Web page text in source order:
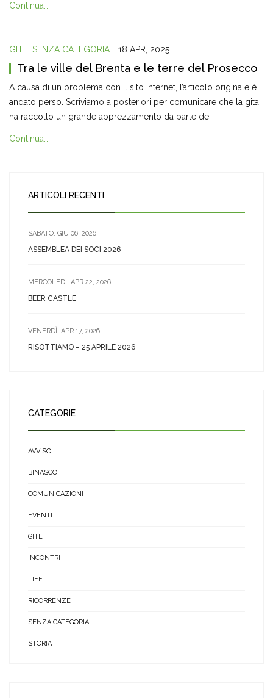
Continua…
GITE, SENZA CATEGORIA 18 APR, 2025
Tra le ville del Brenta e le terre del Prosecco
A causa di un problema con il sito internet, l’articolo originale è
andato perso. Scriviamo a posteriori per comunicare che la gita
ha raccolto un grande apprezzamento da parte dei
Continua…
ARTICOLI RECENTI
SABATO, GIU 06, 2026
ASSEMBLEA DEI SOCI 2026
MERCOLEDÌ, APR 22, 2026
BEER CASTLE
VENERDÌ, APR 17, 2026
RISOTTIAMO – 25 APRILE 2026
CATEGORIE
AVVISO
BINASCO
COMUNICAZIONI
EVENTI
GITE
INCONTRI
LIFE
RICORRENZE
SENZA CATEGORIA
STORIA